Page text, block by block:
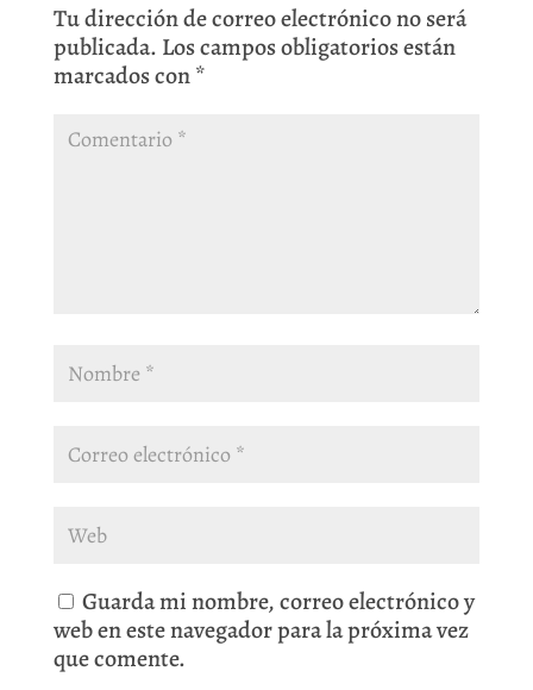
Tu dirección de correo electrónico no será
publicada. Los campos obligatorios están
marcados con*
Guarda mi nombre, correo electrónico y
web en este navegador para la próxima vez
que comente.